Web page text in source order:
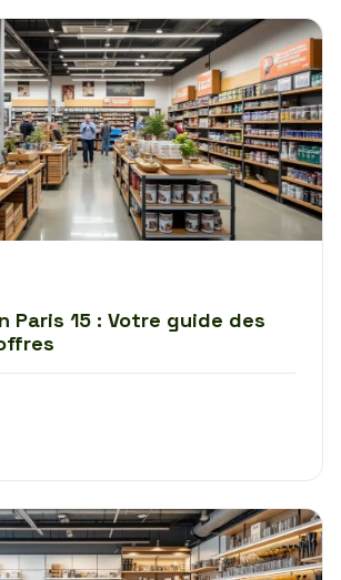
Paris 15 : Votre guide des